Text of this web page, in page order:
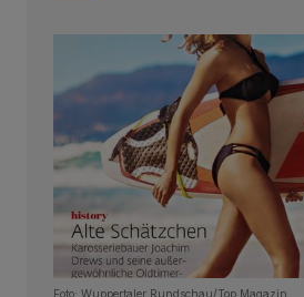
Foto: Wuppertaler Rundschau/Top Magazin